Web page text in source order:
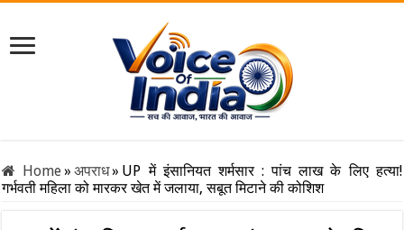
Home» अपराध» UP में इंसानियत शर्मसार : पांच लाख के लिए हत्या!
गर्भवती महिला को मारकर खेत में जलाया, सबूत मिटाने की कोशिश